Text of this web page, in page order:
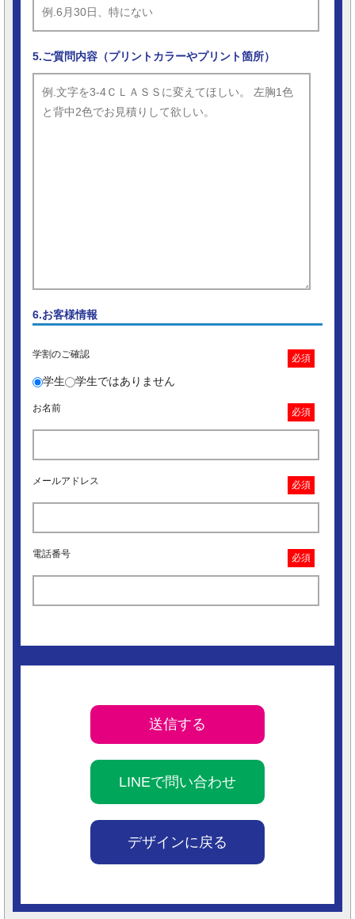
5.ご質問内容（プリントカラーやプリント箇所）
6.お客様情報
学割のご確認 必須
学生 学生ではありません
お名前 必須
メールアドレス 必須
電話番号 必須
LINEで問い合わせ
デザインに戻る